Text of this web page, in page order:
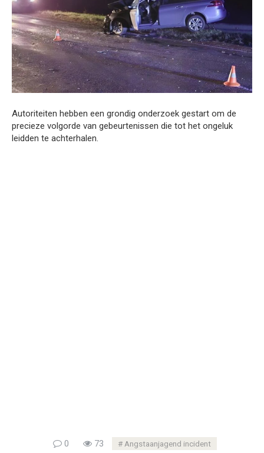
Autoriteiten hebben een grondig onderzoek gestart om de
precieze volgorde van gebeurtenissen die tot het ongeluk
leidden te achterhalen.
0 73 Angstaanjagend incident